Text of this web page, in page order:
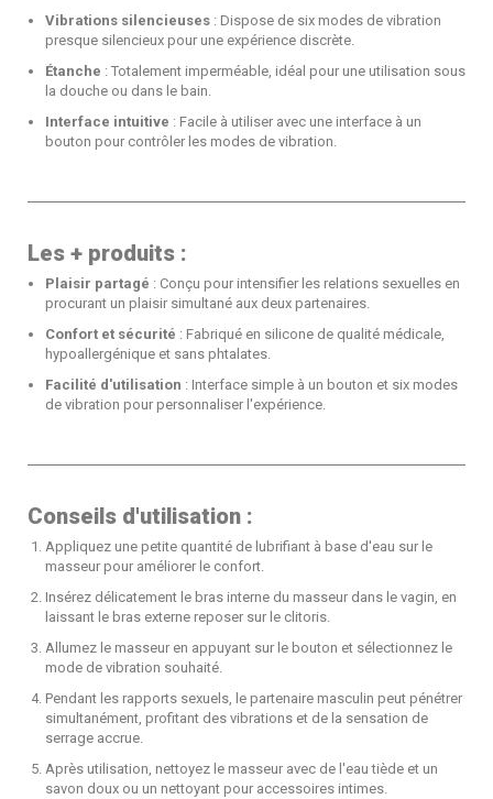
Vibrations silencieuses : Dispose de six modes de vibration
presque silencieux pour une expérience discrète.
Étanche : Totalement imperméable, idéal pour une utilisation sous
la douche ou dans le bain.
Interface intuitive : Facile à utiliser avec une interface à un
bouton pour contrôler les modes de vibration.
Les + produits :
Plaisir partagé : Conçu pour intensifier les relations sexuelles en
procurant un plaisir simultané aux deux partenaires.
Confort et sécurité : Fabriqué en silicone de qualité médicale,
hypoallergénique et sans phtalates.
Facilité d'utilisation : Interface simple à un bouton et six modes
de vibration pour personnaliser l'expérience.
Conseils d'utilisation :
Appliquez une petite quantité de lubrifiant à base d'eau sur le
masseur pour améliorer le confort.
Insérez délicatement le bras interne du masseur dans le vagin, en
laissant le bras externe reposer sur le clitoris.
Allumez le masseur en appuyant sur le bouton et sélectionnez le
mode de vibration souhaité.
Pendant les rapports sexuels, le partenaire masculin peut pénétrer
simultanément, profitant des vibrations et de la sensation de
serrage accrue.
Après utilisation, nettoyez le masseur avec de l'eau tiède et un
savon doux ou un nettoyant pour accessoires intimes.